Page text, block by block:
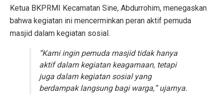
Ketua BKPRMI Kecamatan Sine, Abdurrohim, menegaskan
bahwa kegiatan ini mencerminkan peran aktif pemuda
masjid dalam kegiatan sosial.
“Kami ingin pemuda masjid tidak hanya
aktif dalam kegiatan keagamaan, tetapi
juga dalam kegiatan sosial yang
berdampak langsung bagi warga,” ujarnya.